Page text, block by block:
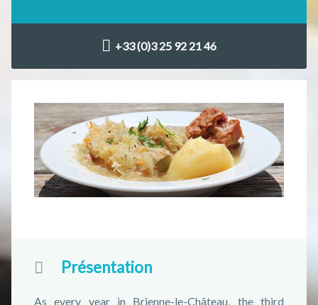
+33 (0)3 25 92 21 46
Présentation
As every year in Brienne-le-Château, the third